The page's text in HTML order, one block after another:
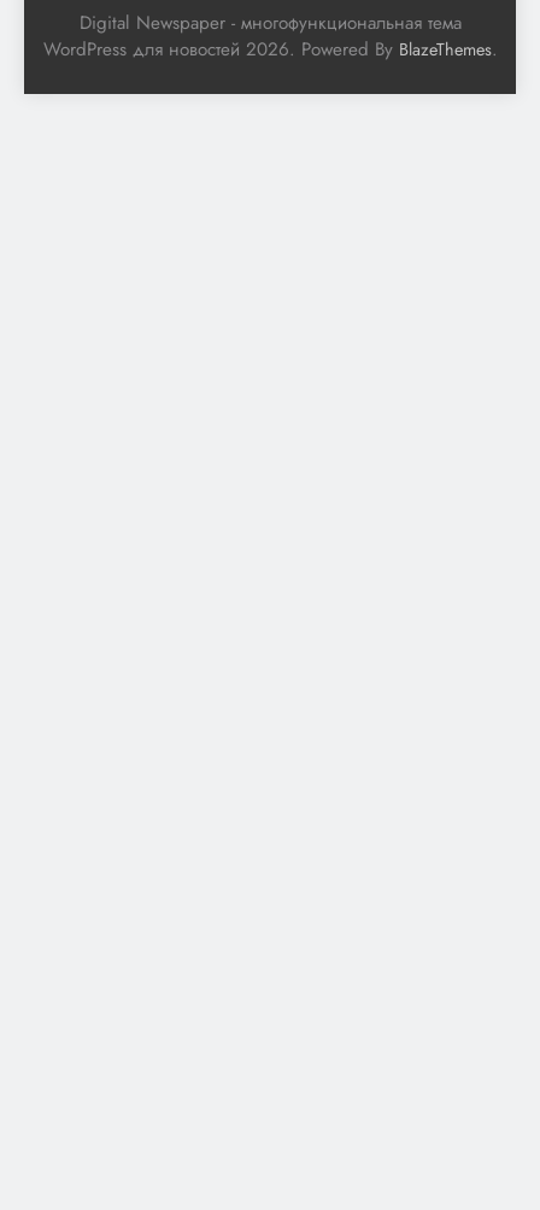
Digital Newspaper - многофункциональная тема
WordPress для новостей 2026. Powered By BlazeThemes.